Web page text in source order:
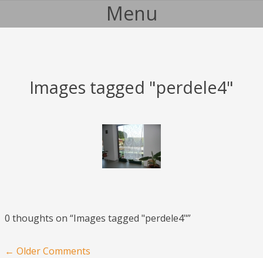
Menu
Images tagged "perdele4"
0 thoughts on “Images tagged "perdele4"”
Comment navigation
← Older Comments